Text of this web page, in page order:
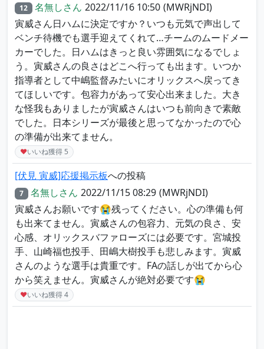
12 名無しさん 2022/11/16 10:50 (MWRjNDI)
寅威さん日ハムに決定ですか？いつも元気で声出して
ベンチ待機でも選手迎えてくれて…チームのムードメー
カーでした。日ハムはきっと良い雰囲気になるでしょ
う。寅威さんの良さはどこへ行っても出ます。いつか
指導者として中嶋監督みたいにオリックスへ戻ってき
てほしいです。包容力があって安心出来ました。大き
な怪我もありましたが寅威さんはいつも前向きで素敵
でした。日本シリーズが最後と思ってなかったので心
の準備が出来てません。
♥いいね獲得 5
[伏見 寅威]応援掲示板への投稿
7 名無しさん 2022/11/15 08:29 (MWRjNDI)
寅威さんお願いです😭残ってください。心の準備も何
も出来てません。寅威さんの包容力、元気の良さ、安
心感、オリックスバファローズには必要です。宮城投
手、山崎福也投手、田嶋大樹投手も悲しみます。寅威
さんのような選手は貴重です。FAの話しが出てから心
から笑えません。寅威さんが絶対必要です😭
♥いいね獲得4